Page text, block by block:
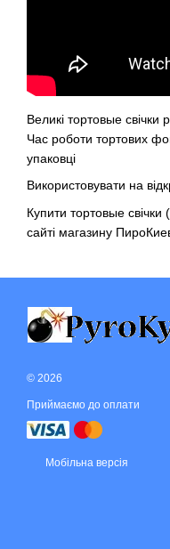
Великі тортовые
Час роботи тортових
упаковці
Використовувати на
Купити тортовые
сайті магазину
© 2026
Приймаємо до оплати
Мобільна версія